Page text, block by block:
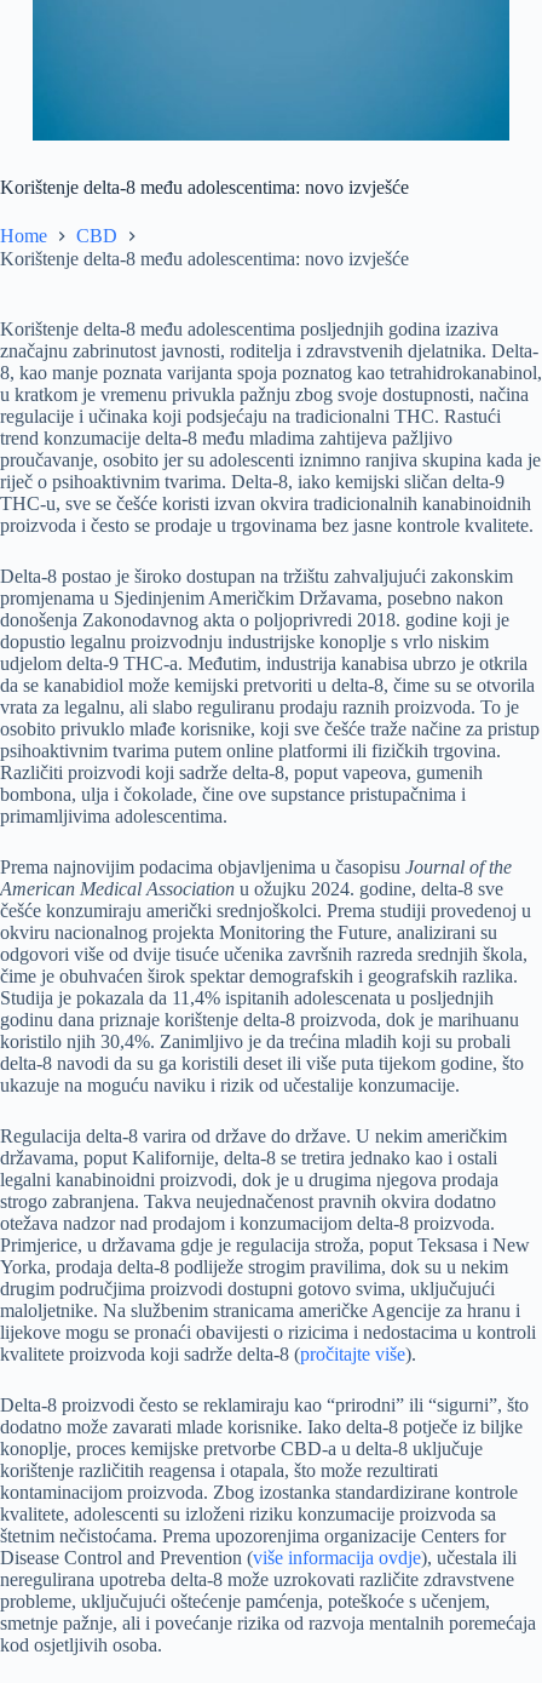
Korištenje delta-8 među adolescentima: novo izvješće
Home
CBD
Korištenje delta-8 među adolescentima: novo izvješće
Korištenje delta-8 među adolescentima posljednjih godina izaziva
značajnu zabrinutost javnosti, roditelja i zdravstvenih djelatnika. Delta-
8, kao manje poznata varijanta spoja poznatog kao tetrahidrokanabinol,
u kratkom je vremenu privukla pažnju zbog svoje dostupnosti, načina
regulacije i učinaka koji podsjećaju na tradicionalni THC. Rastući
trend konzumacije delta-8 među mladima zahtijeva pažljivo
proučavanje, osobito jer su adolescenti iznimno ranjiva skupina kada je
riječ o psihoaktivnim tvarima. Delta-8, iako kemijski sličan delta-9
THC-u, sve se češće koristi izvan okvira tradicionalnih kanabinoidnih
proizvoda i često se prodaje u trgovinama bez jasne kontrole kvalitete.
Delta-8 postao je široko dostupan na tržištu zahvaljujući zakonskim
promjenama u Sjedinjenim Američkim Državama, posebno nakon
donošenja Zakonodavnog akta o poljoprivredi 2018. godine koji je
dopustio legalnu proizvodnju industrijske konoplje s vrlo niskim
udjelom delta-9 THC-a. Međutim, industrija kanabisa ubrzo je otkrila
da se kanabidiol može kemijski pretvoriti u delta-8, čime su se otvorila
vrata za legalnu, ali slabo reguliranu prodaju raznih proizvoda. To je
osobito privuklo mlađe korisnike, koji sve češće traže načine za pristup
psihoaktivnim tvarima putem online platformi ili fizičkih trgovina.
Različiti proizvodi koji sadrže delta-8, poput vapeova, gumenih
bombona, ulja i čokolade, čine ove supstance pristupačnima i
primamljivima adolescentima.
Prema najnovijim podacima objavljenima u časopisu Journal of the
American Medical Association u ožujku 2024. godine, delta-8 sve
češće konzumiraju američki srednjoškolci. Prema studiji provedenoj u
okviru nacionalnog projekta Monitoring the Future, analizirani su
odgovori više od dvije tisuće učenika završnih razreda srednjih škola,
čime je obuhvaćen širok spektar demografskih i geografskih razlika.
Studija je pokazala da 11,4% ispitanih adolescenata u posljednjih
godinu dana priznaje korištenje delta-8 proizvoda, dok je marihuanu
koristilo njih 30,4%. Zanimljivo je da trećina mladih koji su probali
delta-8 navodi da su ga koristili deset ili više puta tijekom godine, što
ukazuje na moguću naviku i rizik od učestalije konzumacije.
Regulacija delta-8 varira od države do države. U nekim američkim
državama, poput Kalifornije, delta-8 se tretira jednako kao i ostali
legalni kanabinoidni proizvodi, dok je u drugima njegova prodaja
strogo zabranjena. Takva neujednačenost pravnih okvira dodatno
otežava nadzor nad prodajom i konzumacijom delta-8 proizvoda.
Primjerice, u državama gdje je regulacija stroža, poput Teksasa i New
Yorka, prodaja delta-8 podliježe strogim pravilima, dok su u nekim
drugim područjima proizvodi dostupni gotovo svima, uključujući
maloljetnike. Na službenim stranicama američke Agencije za hranu i
lijekove mogu se pronaći obavijesti o rizicima i nedostacima u kontroli
kvalitete proizvoda koji sadrže delta-8 (pročitajte više).
Delta-8 proizvodi često se reklamiraju kao “prirodni” ili “sigurni”, što
dodatno može zavarati mlade korisnike. Iako delta-8 potječe iz biljke
konoplje, proces kemijske pretvorbe CBD-a u delta-8 uključuje
korištenje različitih reagensa i otapala, što može rezultirati
kontaminacijom proizvoda. Zbog izostanka standardizirane kontrole
kvalitete, adolescenti su izloženi riziku konzumacije proizvoda sa
štetnim nečistoćama. Prema upozorenjima organizacije Centers for
Disease Control and Prevention (više informacija ovdje), učestala ili
neregulirana upotreba delta-8 može uzrokovati različite zdravstvene
probleme, uključujući oštećenje pamćenja, poteškoće s učenjem,
smetnje pažnje, ali i povećanje rizika od razvoja mentalnih poremećaja
kod osjetljivih osoba.